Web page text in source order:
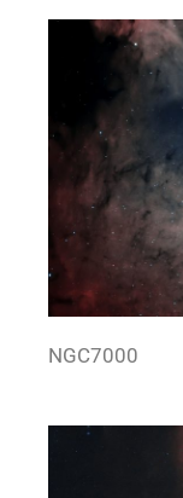
NGC7000